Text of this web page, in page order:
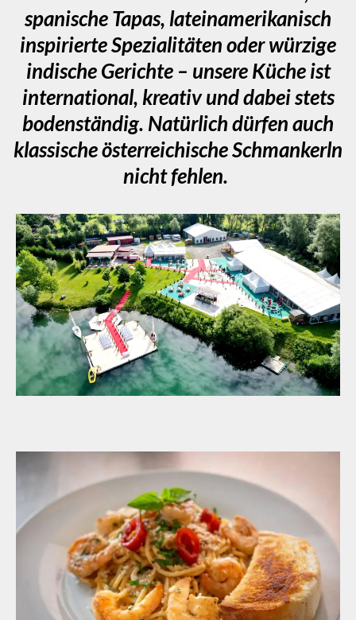
spanische Tapas, lateinamerikanisch
inspirierte Spezialitäten oder würzige
indische Gerichte – unsere Küche ist
international, kreativ und dabei stets
bodenständig. Natürlich dürfen auch
klassische österreichische Schmankerln
nicht fehlen.